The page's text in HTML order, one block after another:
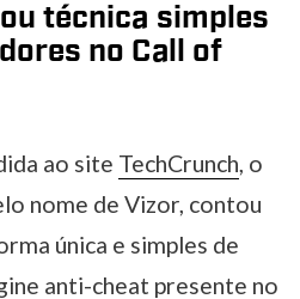
técnica simples
no Call of
ao site TechCrunch, o
nome de Vizor, contou
única e simples de
anti-cheat presente no